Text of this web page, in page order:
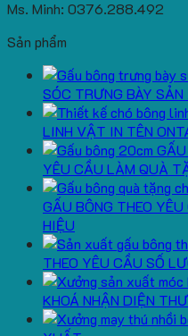
Ms. Minh: 0376.288.492
Sản phẩm
SÓC TRƯNG BÀY
LINH VẬT IN TÊN
YÊU CẦU LÀM QUÀ
GẤU BÔNG THEO
HIỆU
THEO YÊU CẦU SỐ
KHOÁ NHẬN DIỆN